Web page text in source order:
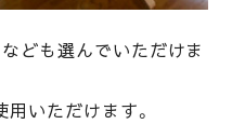
ども選んでいただけま
いただけます。